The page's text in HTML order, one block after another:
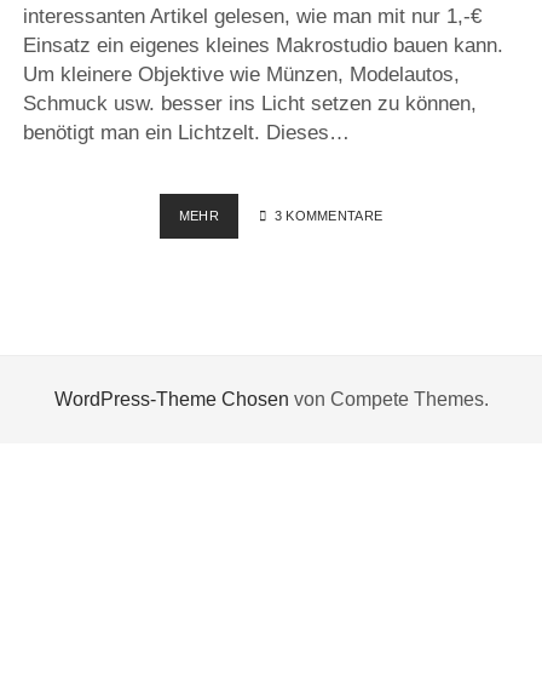
interessanten Artikel gelesen, wie man mit nur 1,-€
Einsatz ein eigenes kleines Makrostudio bauen kann.
Um kleinere Objektive wie Münzen, Modelautos,
Schmuck usw. besser ins Licht setzen zu können,
benötigt man ein Lichtzelt. Dieses…
MEHRDAS
MAKRO-
3 KOMMENTARE
WordPress-Theme Chosen von Compete Themes.